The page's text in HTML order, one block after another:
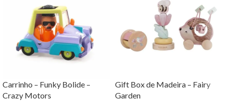
Carrinho – Funky Bolide –
Crazy Motors
Gift Box de Madeira – Fairy
Garden